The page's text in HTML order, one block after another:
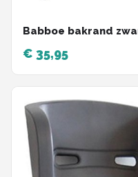
Babboe bakrand
€ 35,95